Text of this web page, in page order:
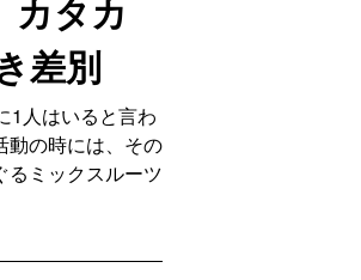
カタカ
差別
1人はいると言わ
動の時には、その
るミックスルーツ